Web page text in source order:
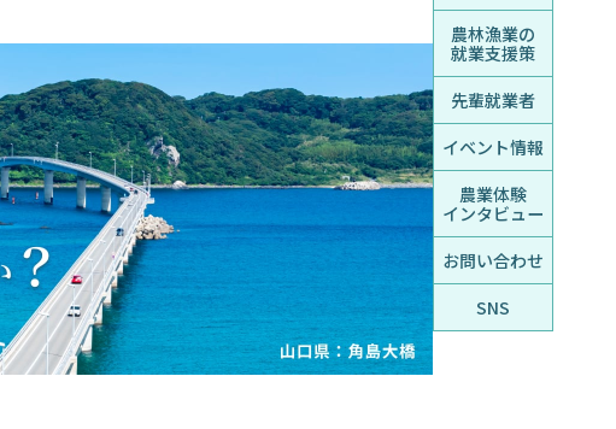
農林漁業の
就業支援策
先輩就業者
イベント情報
農業体験
インタビュー
お問い合わせ
SNS